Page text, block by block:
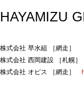
HAYAMIZU
株式会社 早水組 ［網走］
株式会社 西岡建設 ［札
株式会社 オピス ［網走］